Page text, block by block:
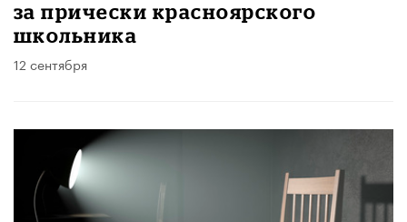
за прически красноярского
школьника
12 сентября